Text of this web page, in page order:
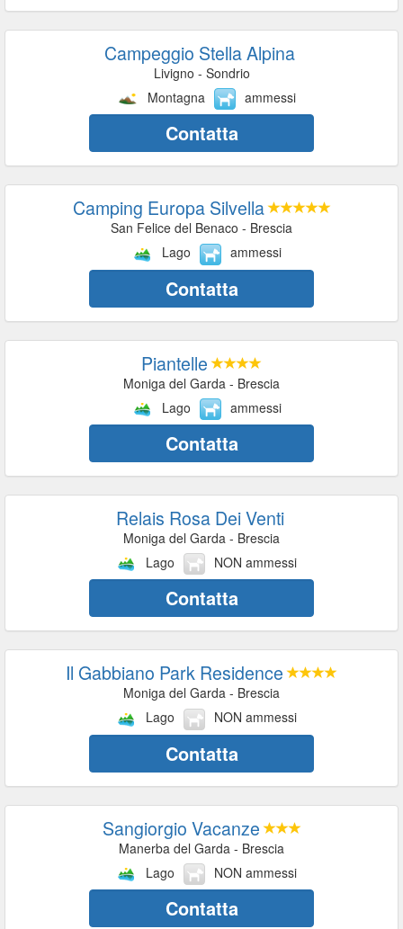
Campeggio Stella Alpina
Livigno - Sondrio
Montagna
ammessi
Contatta
Camping Europa Silvella
San Felice del Benaco - Brescia
Lago
ammessi
Contatta
Piantelle
Moniga del Garda - Brescia
Lago
ammessi
Contatta
Relais Rosa Dei Venti
Moniga del Garda - Brescia
Lago
NON ammessi
Contatta
Il Gabbiano Park Residence
Moniga del Garda - Brescia
Lago
NON ammessi
Contatta
Sangiorgio Vacanze
Manerba del Garda - Brescia
Lago
NON ammessi
Contatta